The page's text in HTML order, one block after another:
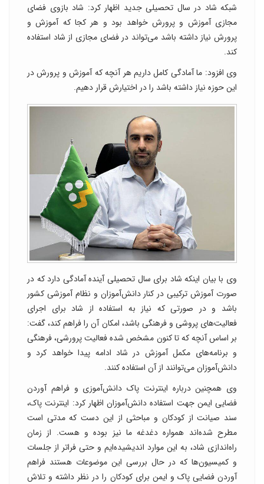
شبکه شاد در سال تحصیلی جدید اظهار کرد: شاد بازوی فضای
مجازی آموزش و پرورش خواهد بود و هر کجا که آموزش و
پرورش نیاز داشته باشد می‌تواند در فضای مجازی از شاد استفاده
کند.
وی افزود: ما آمادگی کامل داریم هر آنچه که آموزش و پرورش در
این حوزه نیاز داشته باشد را در اختیارش قرار دهیم.
وی با بیان اینکه شاد برای سال تحصیلی آینده آمادگی دارد که در
صورت آموزش ترکیبی در کنار دانش‌آموزان و نظام آموزشی کشور
باشد و در صورتی که نیاز به استفاده از شاد برای اجرای
فعالیت‌های پروشی و فرهنگی باشد، امکان آن را فراهم کند، گفت:
بر اساس آنچه که تا کنون مشخص شده فعالیت پرورشی، فرهنگی
و برنامه‌های مکمل آموزش در شاد ادامه پیدا خواهد کرد و
دانش‌آموزان می‌توانند از آن استفاده کنند.
وی همچنین درباره اینترنت پاک دانش‌آموزی و فراهم آوردن
فضایی ایمن جهت استفاده دانش‌آموزان اظهار کرد: اینترنت پاک،
سند صیانت از کودکان و مباحثی از این دست که مدتی است
مطرح شده‌اند همواره دغدغه ما نیز بوده و هست. از زمان
راه‌اندازی شاد، به این موارد اندیشیده‌ایم و حتی فراتر از جلسات
و کمیسیون‌ها که در حال بررسی این موضوعات هستند فراهم
آوردن فضایی پاک و ایمن برای کودکان را در نظر داشته و تلاش